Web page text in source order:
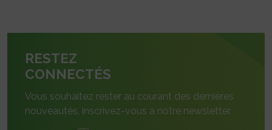
RESTEZ
CONNECTÉS
Vous souhaitez rester au courant des dernières
nouveautés, inscrivez-vous à notre newsletter.